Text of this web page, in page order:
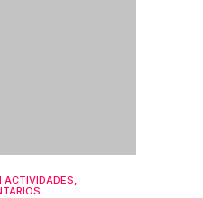
ACTIVIDADES,